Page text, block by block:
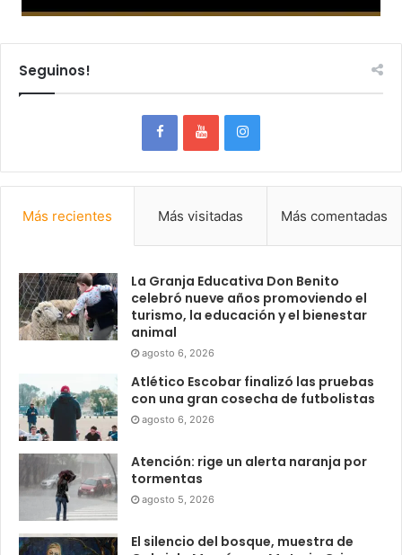
Seguinos!
Más recientes Más visitadas Más comentadas
La Granja Educativa Don Benito
celebró nueve años promoviendo el
turismo, la educación y el bienestar
animal
agosto 6, 2026
Atlético Escobar finalizó las pruebas
con una gran cosecha de futbolistas
agosto 6, 2026
Atención: rige un alerta naranja por
tormentas
agosto 5, 2026
El silencio del bosque, muestra de